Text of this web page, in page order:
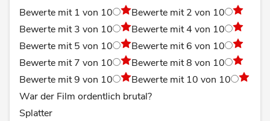
Bewerte mit 1 von 10
Bewerte mit 2 von 10
Bewerte mit 3 von 10
Bewerte mit 4 von 10
Bewerte mit 5 von 10
Bewerte mit 6 von 10
Bewerte mit 7 von 10
Bewerte mit 8 von 10
Bewerte mit 9 von 10
Bewerte mit 10 von 10
War der Film ordentlich brutal?
Splatter